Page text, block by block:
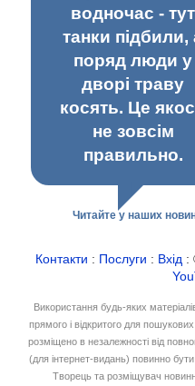
водночас - тут
танки підбили,
поряд люди у
дворі траву
косять. Це
не зовсім
правильно.
Читайте у наших
Контакти : Послуги : Вхід :
Використання будь-яких
прямого і відкритого для
розміщено в незалежності від
(для інтернет-видань) повинно
Творець та розміщувач